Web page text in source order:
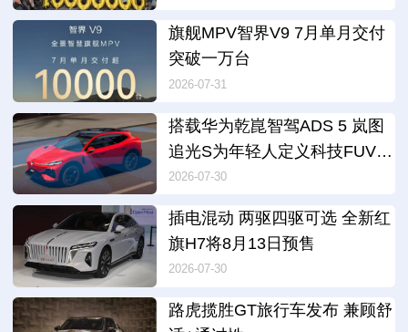
旗舰MPV智界V9 7月单月交付
突破一万台
2026-07-31
搭载华为乾崑智驾ADS 5 岚图
追光S为年轻人定义科技FUV新
品类
2026-07-30
插电混动 两驱四驱可选 全新红
旗H7将8月13日预售
2026-07-30
路虎揽胜GT旅行车发布 兼顾舒